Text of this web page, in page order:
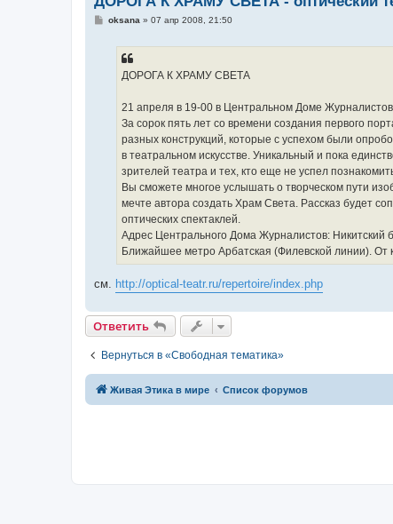
Сoksana » 07 апр 2008, 21:50
ДОРОГА К ХРАМУ СВЕТА
21 апреля в 19-00 в Центральном Доме Журналистов
За сорок пять лет со времени создания первого
разных конструкций, которые с успехом были
в театральном искусстве. Уникальный и пока
зрителей театра и тех, кто еще не успел
Вы сможете многое услышать о творческом пути
мечте автора создать Храм Света. Рассказ будет
оптических спектаклей.
Адрес Центрального Дома Журналистов: Никитский
Ближайшее метро Арбатская (Филевской линии).
см. http://optical-teatr.ru/repertoire/index.php
Ответить
Вернуться в «Свободная тематика»
Живая Этика в мире Список форумов